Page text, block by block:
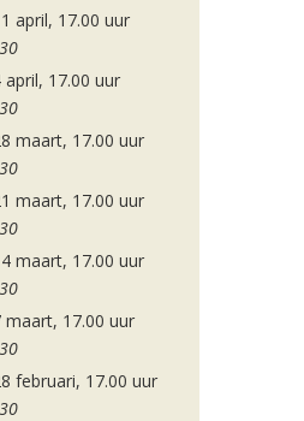
april, 17.00 uur
17.00 uur
maart, 17.00 uur
maart, 17.00 uur
maart, 17.00 uur
maart, 17.00 uur
februari, 17.00 uur